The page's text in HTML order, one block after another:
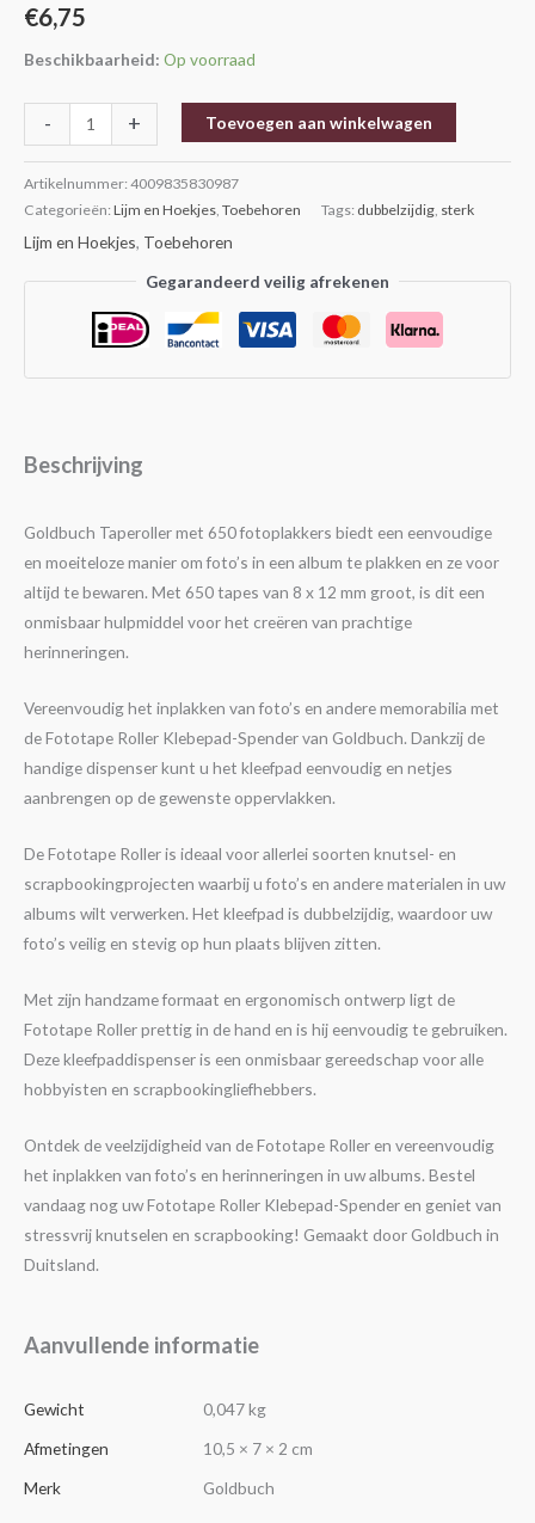
€6,75
Beschikbaarheid: Op voorraad
- + Toevoegen aan winkelwagen
Artikelnummer: 4009835830987
Categorieën: Lijm en Hoekjes Toebehoren Tags: dubbelzijdig sterk
Lijm en Hoekjes, Toebehoren
Gegarandeerd veilig afrekenen
Beschrijving
Goldbuch Taperoller met 650 fotoplakkers biedt een eenvoudige
en moeiteloze manier om foto’s in een album te plakken en ze voor
altijd te bewaren. Met 650 tapes van 8 x 12 mm groot, is dit een
onmisbaar hulpmiddel voor het creëren van prachtige
herinneringen.
Vereenvoudig het inplakken van foto’s en andere memorabilia met
de Fototape Roller Klebepad-Spender van Goldbuch. Dankzij de
handige dispenser kunt u het kleefpad eenvoudig en netjes
aanbrengen op de gewenste oppervlakken.
De Fototape Roller is ideaal voor allerlei soorten knutsel- en
scrapbookingprojecten waarbij u foto’s en andere materialen in uw
albums wilt verwerken. Het kleefpad is dubbelzijdig, waardoor uw
foto’s veilig en stevig op hun plaats blijven zitten.
Met zijn handzame formaat en ergonomisch ontwerp ligt de
Fototape Roller prettig in de hand en is hij eenvoudig te gebruiken.
Deze kleefpaddispenser is een onmisbaar gereedschap voor alle
hobbyisten en scrapbookingliefhebbers.
Ontdek de veelzijdigheid van de Fototape Roller en vereenvoudig
het inplakken van foto’s en herinneringen in uw albums. Bestel
vandaag nog uw Fototape Roller Klebepad-Spender en geniet van
stressvrij knutselen en scrapbooking! Gemaakt door Goldbuch in
Duitsland.
Aanvullende informatie
Gewicht
0,047 kg
Afmetingen
10,5 × 7 × 2 cm
Merk
Goldbuch